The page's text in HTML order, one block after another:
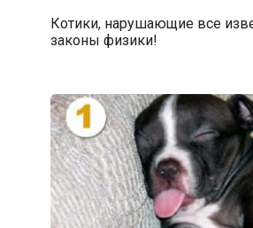
Котики, нарушающие все
законы физики!